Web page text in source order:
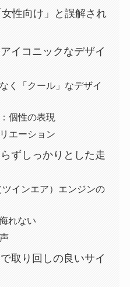
性向け」と誤解され
イコニックなデザイ
く「クール」なデザイ
個性の表現
エーション
ずしっかりとした走
インエア）エンジンの
れない
取り回しの良いサイ